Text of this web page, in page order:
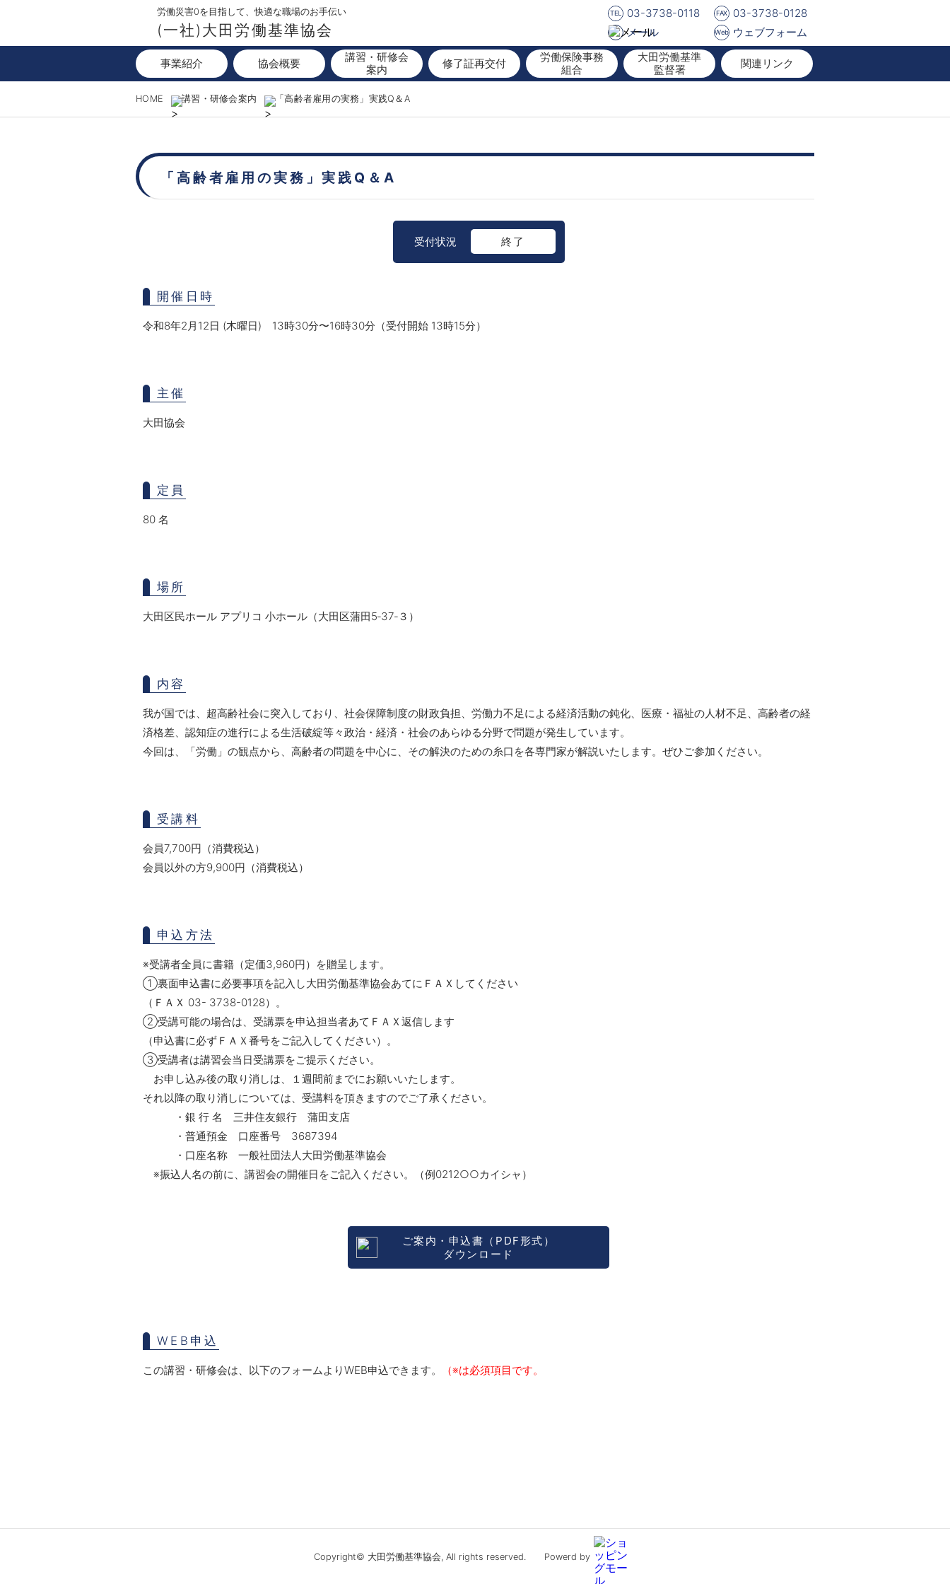
労働災害0を目指して、快適な職場のお手伝い
(一社)大田労働基準協会
TEL 03-3738-0118 FAX
03-3738-0128
メール
Web ウェブフォーム
事業紹介 協会概要
講習・研修会
案内
修了証再交付
労働保険事務
組合
大田労働基準
監督署
関連リンク
HOME 講習・研修会案内 「高齢者雇用の実務」実践Q＆A
「高齢者雇用の実務」実践Q＆A
受付状況 終了
開催日時
令和8年2月12日 (木曜日) 13時30分〜16時30分（受付開始 13時15分）
主催
大田協会
定員
80 名
場所
大田区民ホール アプリコ 小ホール（大田区蒲田5‐37‐３）
内容
我が国では、超高齢社会に突入しており、社会保障制度の財政負担、労働力不足による経済活動の鈍化、医療・福祉の人材不足、高齢者の経
済格差、認知症の進行による生活破綻等々政治・経済・社会のあらゆる分野で問題が発生しています。
今回は、「労働」の観点から、高齢者の問題を中心に、その解決のための糸口を各専門家が解説いたします。ぜひご参加ください。
受講料
会員7,700円（消費税込）
会員以外の方9,900円（消費税込）
申込方法
※受講者全員に書籍（定価3,960円）を贈呈します。
①裏面申込書に必要事項を記入し大田労働基準協会あてにＦＡＸしてください
（ＦＡＸ 03- 3738-0128）。
②受講可能の場合は、受講票を申込担当者あてＦＡＸ返信します
（申込書に必ずＦＡＸ番号をご記入してください）。
③受講者は講習会当日受講票をご提示ください。
お申し込み後の取り消しは、１週間前までにお願いいたします。
それ以降の取り消しについては、受講料を頂きますのでご了承ください。
・銀 行 名 三井住友銀行 蒲田支店
・普通預金 口座番号 3687394
・口座名称 一般社団法人大田労働基準協会
※振込人名の前に、講習会の開催日をご記入ください。（例0212○○カイシャ）
ご案内・申込書（PDF形式）
ダウンロード
WEB申込
この講習・研修会は、以下のフォームよりWEB申込できます。 （※は必須項目です。
Copyright© 大田労働基準協会, All rights reserved. Powerd by